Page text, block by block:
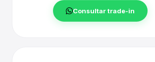
Consultar trade-in